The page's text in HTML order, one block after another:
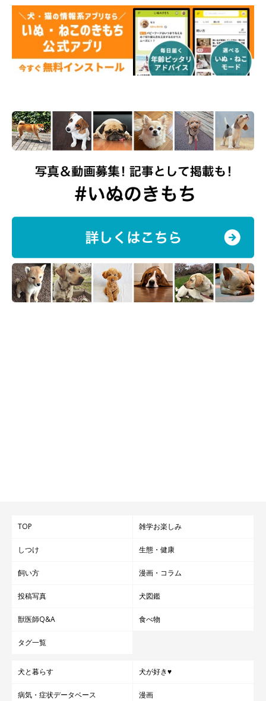
TOP 雑学お楽しみ
しつけ 生態・健康
飼い方 漫画・コラム
投稿写真 犬図鑑
獣医師Q&A 食べ物
タグ一覧
犬と暮らす 犬が好き♥
病気・症状データベース 漫画